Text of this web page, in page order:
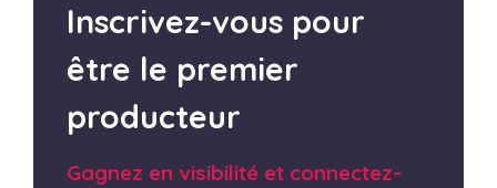
Inscrivez-vous pour
être le premier
producteur
Gagnez en visibilité et connectez-